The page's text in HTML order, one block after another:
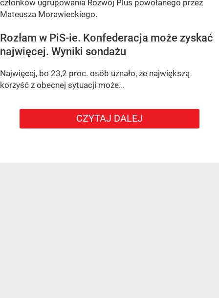
członków ugrupowania Rozwój Plus powołanego przez
Mateusza Morawieckiego.
Rozłam w PiS-ie. Konfederacja może zyskać
najwięcej. Wyniki sondażu
Najwięcej, bo 23,2 proc. osób uznało, że największą
korzyść z obecnej sytuacji może...
CZYTAJ DALEJ